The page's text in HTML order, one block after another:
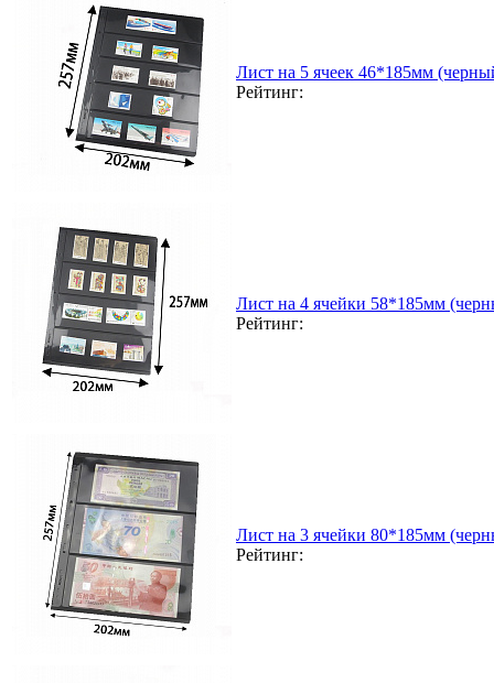
Лист на 5 ячеек 46*185мм
Рейтинг:
Лист на 4 ячейки 58*185мм
Рейтинг:
Лист на 3 ячейки 80*185мм
Рейтинг: